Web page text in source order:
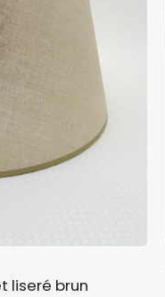
liseré brun